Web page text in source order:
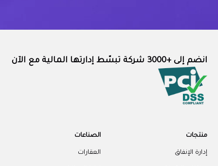
انضم إلى +3000 شركة تبسّط إدارتها المالية مع الآن
منتجات
إدارة الإنفاق
الصناعات
العقارات